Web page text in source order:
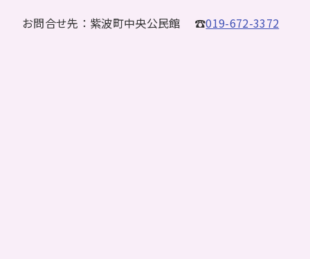
お問合せ先：紫波町中央公民館 ☎019-672-3372